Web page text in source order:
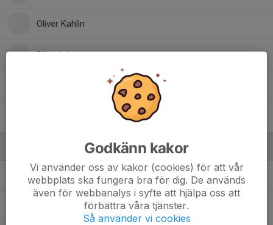
Oliver Kahlin
Rikard Jansson
Bengt-Erik ErikssonLagledare
Börje AnderssonLagledare
Godkänn kakor
Vi använder oss av kakor (cookies) för att vår
webbplats ska fungera bra för dig. De används
även för webbanalys i syfte att hjälpa oss att
förbättra våra tjänster.
Så använder vi cookies